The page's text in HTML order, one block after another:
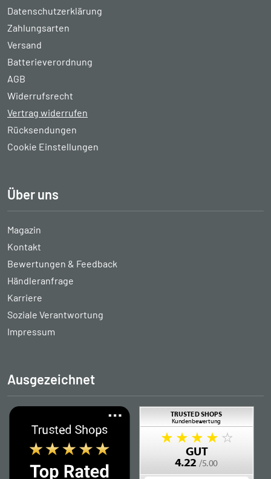
Datenschutzerklärung
Zahlungsarten
Versand
Batterieverordnung
AGB
Widerrufsrecht
Vertrag widerrufen
Rücksendungen
Cookie Einstellungen
Über uns
Magazin
Kontakt
Bewertungen & Feedback
Händleranfrage
Karriere
Soziale Verantwortung
Impressum
Ausgezeichnet